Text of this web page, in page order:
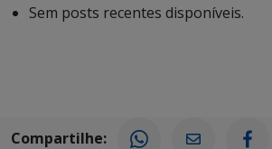
Sem posts recentes disponíveis.
Compartilhe: